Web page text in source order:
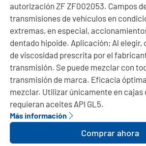
autorización ZF ZF002053. Campos
transmisiones de vehículos en
extremas, en especial,
dentado hipoide. Aplicación; Al elegir,
de viscosidad prescrita por el
transmisión. Se puede mezclar con
transmisión de marca. Eficacia
mezclar. Utilizar únicamente en cajas
requieran aceites API GL5.
Más información
Comprar ahora